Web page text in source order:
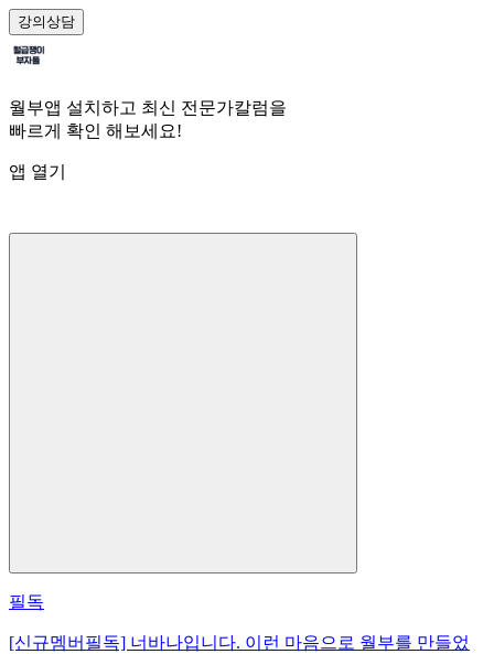
강의상담
월부앱 설치하고 최신 전문가칼럼을
빠르게 확인 해보세요!
앱 열기
필독
[신규멤버필독] 너바나입니다. 이런 마음으로 월부를 만들었